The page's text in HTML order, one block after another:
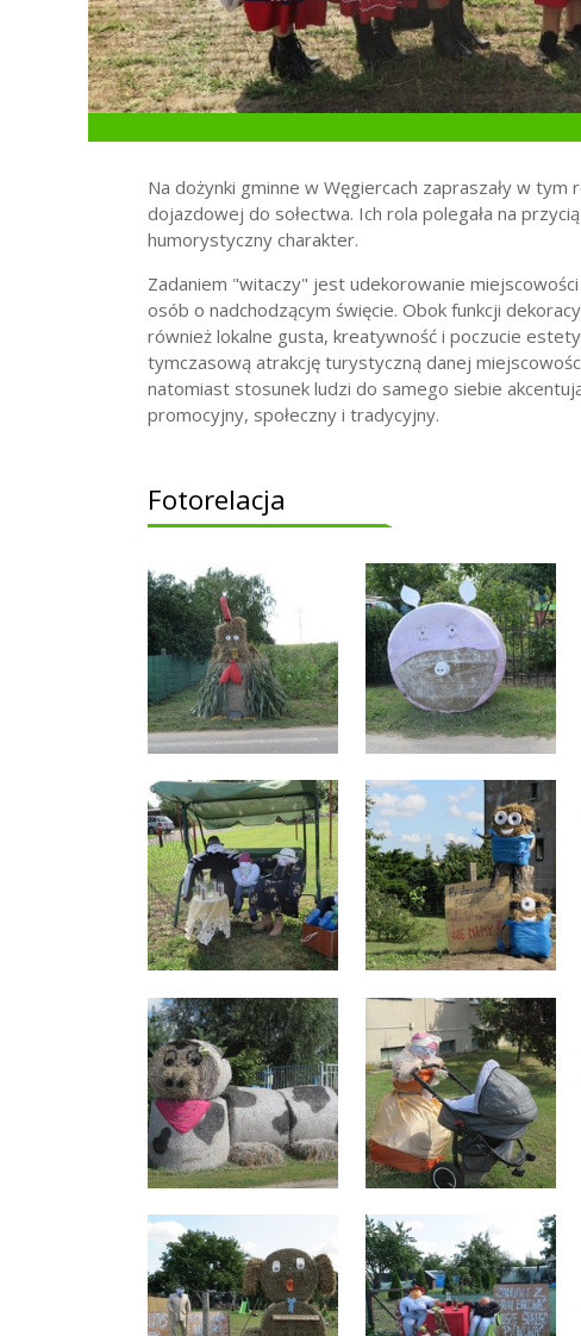
Na dożynki gminne w Węgiercach zapraszały w
dojazdowej do sołectwa. Ich rola polegała na
humorystyczny charakter.
Zadaniem "witaczy" jest udekorowanie
osób o nadchodzącym święcie. Obok funkcji
również lokalne gusta, kreatywność i poczucie
tymczasową atrakcję turystyczną danej
natomiast stosunek ludzi do samego siebie
promocyjny, społeczny i tradycyjny.
Fotorelacja